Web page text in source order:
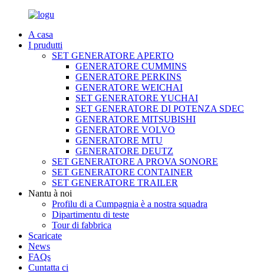
A casa
I prudutti
SET GENERATORE APERTO
GENERATORE CUMMINS
GENERATORE PERKINS
GENERATORE WEICHAI
SET GENERATORE YUCHAI
SET GENERATORE DI POTENZA SDEC
GENERATORE MITSUBISHI
GENERATORE VOLVO
GENERATORE MTU
GENERATORE DEUTZ
SET GENERATORE A PROVA SONORE
SET GENERATORE CONTAINER
SET GENERATORE TRAILER
Nantu à noi
Profilu di a Cumpagnia è a nostra squadra
Dipartimentu di teste
Tour di fabbrica
Scaricate
News
FAQs
Cuntatta ci